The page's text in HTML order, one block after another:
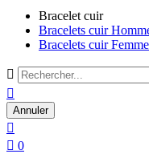
Bracelet cuir
Bracelets cuir
Bracelets cuir


Annuler

 0